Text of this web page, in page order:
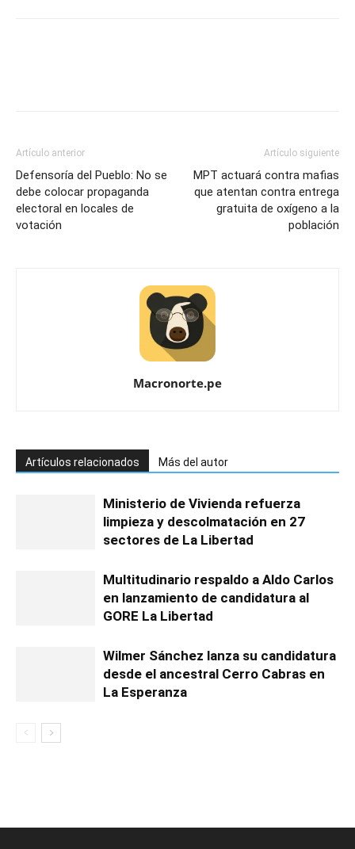
Artículo anterior
Defensoría del Pueblo: No se
debe colocar propaganda
electoral en locales de
votación
Artículo siguiente
MPT actuará contra mafias
que atentan contra entrega
gratuita de oxígeno a la
población
Macronorte.pe
Artículos relacionados Más del autor
Ministerio de Vivienda refuerza
limpieza y descolmatación en 27
sectores de La Libertad
Multitudinario respaldo a Aldo Carlos
en lanzamiento de candidatura al
GORE La Libertad
Wilmer Sánchez lanza su candidatura
desde el ancestral Cerro Cabras en
La Esperanza